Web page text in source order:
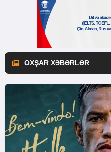
OXŞAR XƏBƏRLƏR